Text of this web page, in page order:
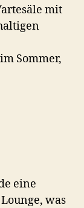
mit
Sommer,
eine
was